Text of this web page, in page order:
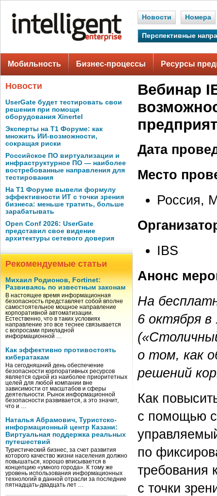
Новости Номера
Перспективные
Мобильность Бизнес-процессы Ресурсы
Новости
UserGate будет тестировать свои
решения при помощи
оборудования Xinertel
Эксперты на Т1 Форуме: как
множить ИИ-возможности,
сокращая риски
Российское ПО виртуализации и
инфраструктурное ПО — наиболее
востребованные направления для
тестирования
На Т1 Форуме вывели формулу
эффективности ИТ с точки зрения
бизнеса: меньше тратить, больше
зарабатывать
Open Conf 2026: UserGate
представил свое видение
архитектуры сетевого доверия
Рекомендуемые статьи
Михаил Родионов, Fortinet:
Развиваясь по известным законам
В настоящее время информационная
безопасность представляет собой вполне
самостоятельное мощное направление
корпоративной автоматизации.
Естественно, что в таких условиях
направление это все теснее связывается
с вопросами прикладной
информационной …
Как эффективно противостоять
кибератакам
На сегодняшний день обеспечение
безопасности корпоративных ресурсов
является одной из наиболее приоритетных
целей для любой компании вне
зависимости от масштабов и сферы
деятельности. Рынок информационной
безопасности развивается, а это значит,
что и …
Наталья Абрамович, Туристско-
информационный центр Казани:
Виртуальная поддержка реальных
путешествий
Туристический бизнес, за счет развития
которого качество жизни населения должно
повышаться, хорошо вписывается в
концепцию «умного города». К тому же
уровень использования информационных
технологий в данной отрасли за последние
пятнадцать-двадцать лет …
Вебинар
Дата
Место
Россия,
IBS
Анонс
На
6 октября
о том, как
решений
Как
с помощью
по
требования
с точки